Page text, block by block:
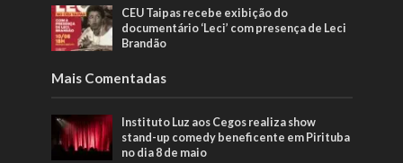
CEU Taipas recebe exibição do
documentário ‘Leci’ com presença de Leci
Brandão
Mais Comentadas
Instituto Luz aos Cegos realiza show
stand-up comedy beneficente em Pirituba
no dia 8 de maio